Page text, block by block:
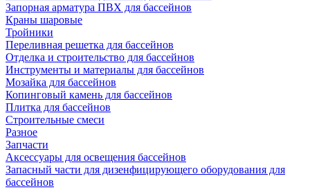
Запорная арматура ПВХ для бассейнов
Краны шаровые
Тройники
Переливная решетка для бассейнов
Отделка и строительство для бассейнов
Инструменты и материалы для бассейнов
Мозайка для бассейнов
Копинговый камень для бассейнов
Плитка для бассейнов
Строительные смеси
Разное
Запчасти
Аксессуары для освещения бассейнов
Запасный части для дизенфицирующего оборудования для
бассейнов